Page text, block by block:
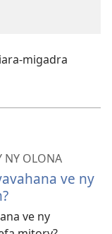
migadra
NY OLONA
ve ny
ve ny